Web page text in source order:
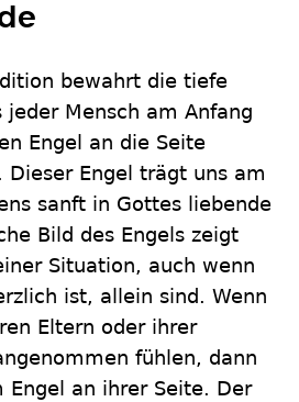
bewahrt die tiefe
jeder Mensch am Anfang
Engel an die Seite
Engel trägt uns am
sanft in Gottes liebende
Bild des Engels zeigt
Situation, auch wenn
ist, allein sind. Wenn
Eltern oder ihrer
fühlen, dann
Engel an ihrer Seite. Der